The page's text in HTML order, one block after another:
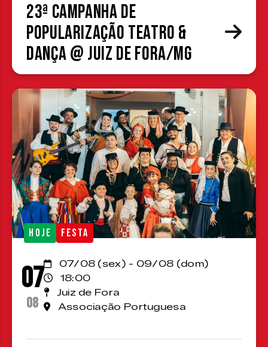
23ª Campanha de
Popularização Teatro &
Dança @ Juiz de Fora/MG
HOJE FESTA
07
08
07/08 (sex) - 09/08 (dom)
18:00
Juiz de Fora
Associação Portuguesa